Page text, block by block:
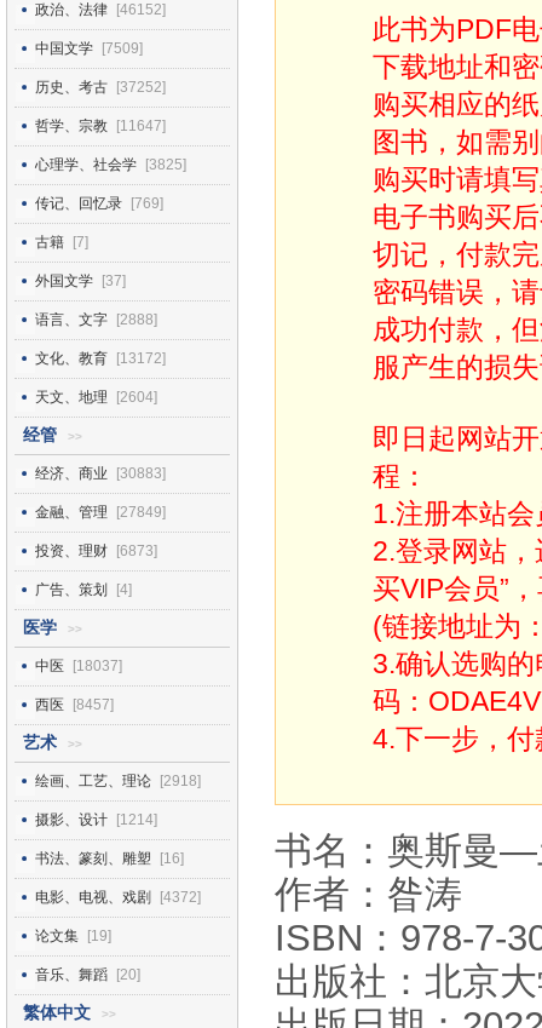
政治、法律 [46152]
中国文学 [7509]
历史、考古 [37252]
哲学、宗教 [11647]
心理学、社会学 [3825]
传记、回忆录 [769]
古籍 [7]
外国文学 [37]
语言、文字 [2888]
文化、教育 [13172]
天文、地理 [2604]
经管 >>
经济、商业 [30883]
金融、管理 [27849]
投资、理财 [6873]
广告、策划 [4]
医学 >>
中医 [18037]
西医 [8457]
艺术 >>
绘画、工艺、理论 [2918]
摄影、设计 [1214]
书法、篆刻、雕塑 [16]
电影、电视、戏剧 [4372]
论文集 [19]
音乐、舞蹈 [20]
繁体中文 >>
此书为PDF
下载地址和
购买相应的
图书，如需
购买时请填
电子书购买
切记，付款
密码错误，
成功付款，
服产生的损
即日起网站
程：
1.注册本站会
2.登录网站，
买VIP会员”
(链接地址为
3.确认选购
码：
4.下一步，
书名：奥斯曼—
作者：昝涛
ISBN：978-7-
出版社：北京